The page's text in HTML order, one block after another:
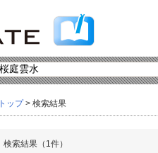
トップ> 検索結果
検索結果（1件）